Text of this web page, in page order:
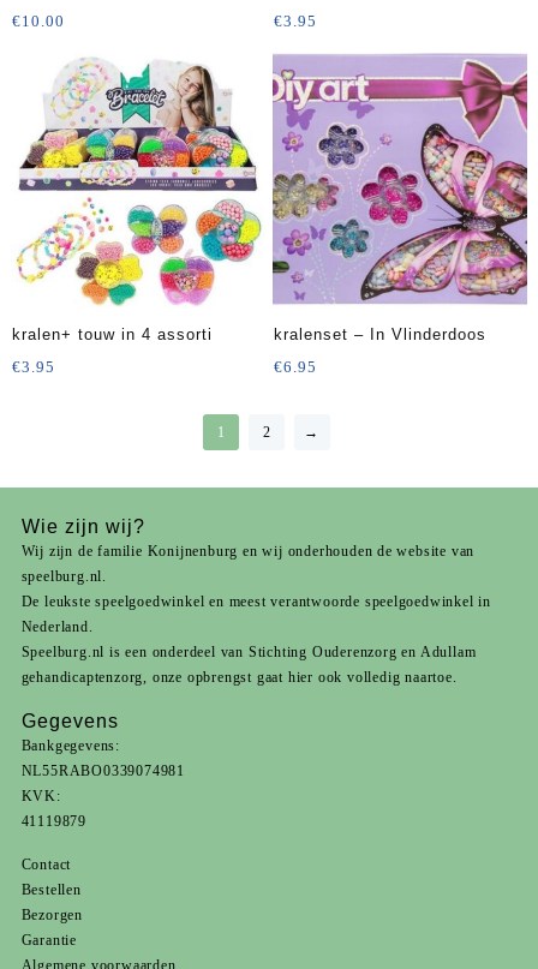
16mm 1,2kg
€10.00
€3.95
kralen+ touw in 4 assorti
€3.95
kralenset – In Vlinderdoos
€6.95
1 2 →
Wie zijn wij?
Wij zijn de familie Konijnenburg en wij onderhouden de website van
speelburg.nl.
De leukste speelgoedwinkel en meest verantwoorde speelgoedwinkel in
Nederland.
Speelburg.nl is een onderdeel van Stichting Ouderenzorg en Adullam
gehandicaptenzorg, onze opbrengst gaat hier ook volledig naartoe.
Gegevens
Bankgegevens:
NL55RABO0339074981
KVK:
41119879
Contact
Bestellen
Bezorgen
Garantie